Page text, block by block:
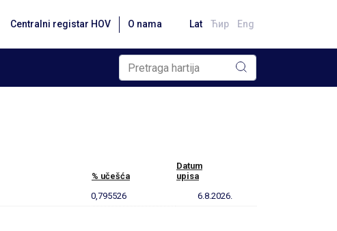
Centralni registar HOV O nama Lat Ћир Eng
% učešća
Datum
upisa
0,795526 6.8.2026.